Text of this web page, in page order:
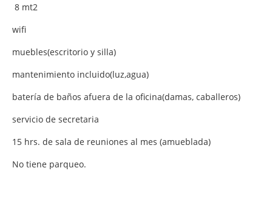
8 mt2
wifi
muebles(escritorio y silla)
mantenimiento incluido(luz,agua)
batería de baños afuera de la oficina(damas, caballeros)
servicio de secretaria
15 hrs. de sala de reuniones al mes (amueblada)
No tiene parqueo.